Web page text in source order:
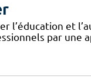
l’éducation et
par une